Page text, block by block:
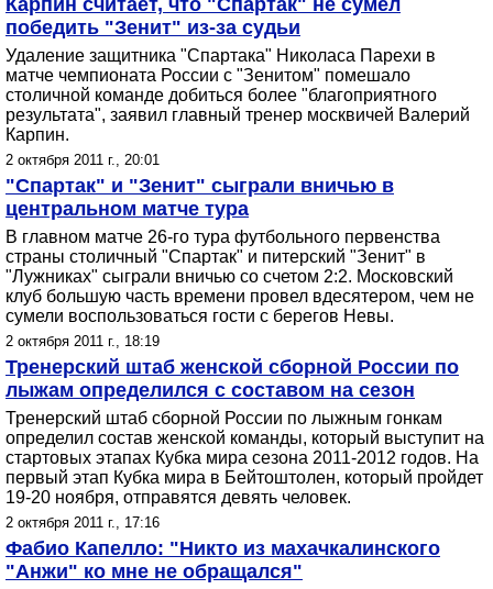
Карпин считает, что "Спартак" не сумел
победить "Зенит" из-за судьи
Удаление защитника "Спартака" Николаса Парехи в
матче чемпионата России с "Зенитом" помешало
столичной команде добиться более "благоприятного
результата", заявил главный тренер москвичей Валерий
Карпин.
2 октября 2011 г., 20:01
"Спартак" и "Зенит" сыграли вничью в
центральном матче тура
В главном матче 26-го тура футбольного первенства
страны столичный "Спартак" и питерский "Зенит" в
"Лужниках" сыграли вничью со счетом 2:2. Московский
клуб большую часть времени провел вдесятером, чем не
сумели воспользоваться гости с берегов Невы.
2 октября 2011 г., 18:19
Тренерский штаб женской сборной России по
лыжам определился с составом на сезон
Тренерский штаб сборной России по лыжным гонкам
определил состав женской команды, который выступит на
стартовых этапах Кубка мира сезона 2011-2012 годов. На
первый этап Кубка мира в Бейтоштолен, который пройдет
19-20 ноября, отправятся девять человек.
2 октября 2011 г., 17:16
Фабио Капелло: "Никто из махачкалинского
"Анжи" ко мне не обращался"